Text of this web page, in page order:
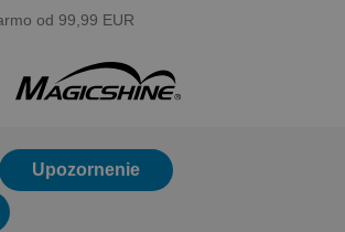
od 99,99 EUR
Upozornenie